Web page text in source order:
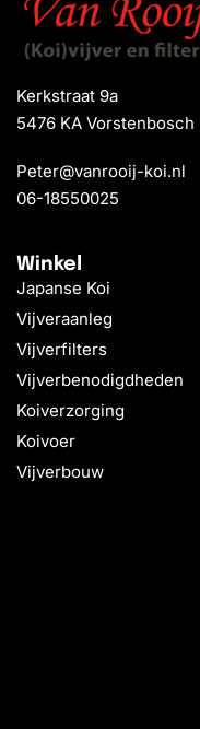
Kerkstraat 9a
5476 KA Vorstenbosch
Peter@vanrooij-koi.nl
06-18550025
Winkel
Japanse Koi
Vijveraanleg
Vijverfilters
Vijverbenodigdheden
Koiverzorging
Koivoer
Vijverbouw